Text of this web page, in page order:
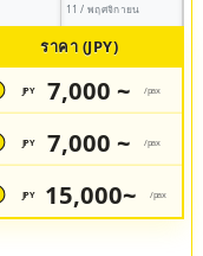
11 / พฤศจิกายน
ราคา (JPY)
JPY 7,000 ~ /pax
JPY 7,000 ~ /pax
JPY 15,000~ /pax